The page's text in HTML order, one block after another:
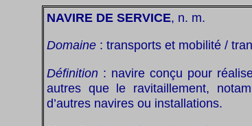
NAVIRE DE SERVICE, n. m.
Domaine : transports et mobilité /
Définition : navire conçu pour
autres que le ravitaillement,
d’autres navires ou installations.